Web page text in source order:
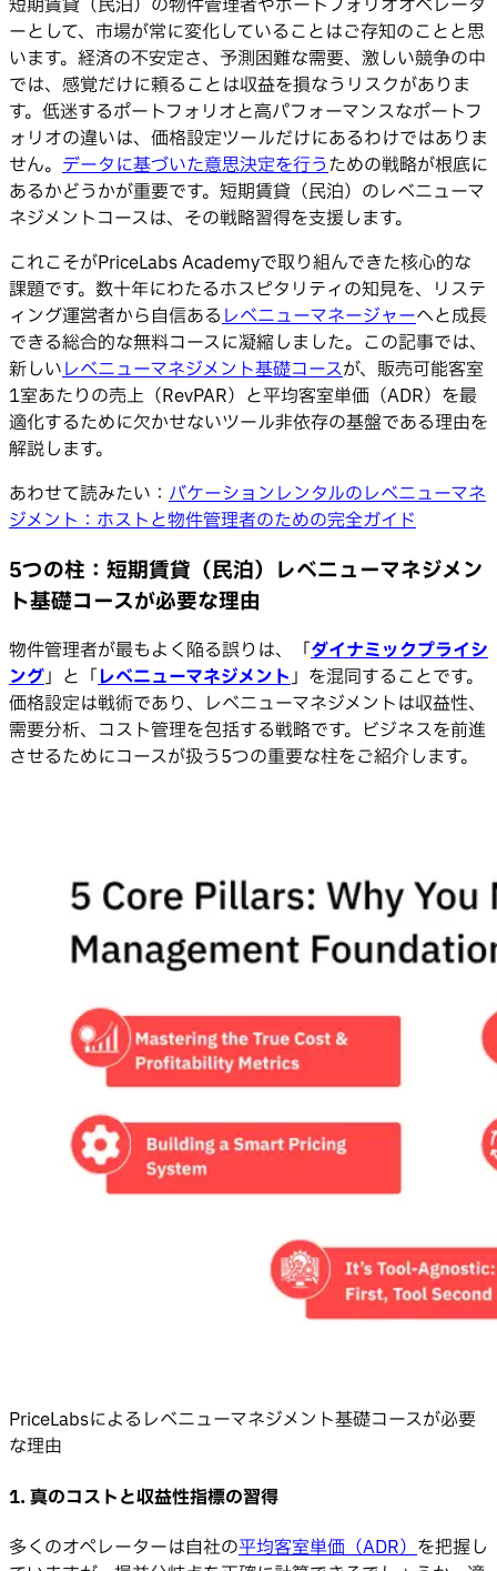
短期賃貸（民泊）の物件管理者やポートフォリオオペレータ
ーとして、市場が常に変化していることはご存知のことと思
います。経済の不安定さ、予測困難な需要、激しい競争の中
では、感覚だけに頼ることは収益を損なうリスクがありま
す。低迷するポートフォリオと高パフォーマンスなポートフ
ォリオの違いは、価格設定ツールだけにあるわけではありま
せん。 データに基づいた意思決定を行うための戦略が根底に
あるかどうかが重要です。短期賃貸（民泊）のレベニューマ
ネジメントコースは、その戦略習得を支援します。
これこそがPriceLabs Academyで取り組んできた核心的な
課題です。数十年にわたるホスピタリティの知見を、リステ
ィング運営者から自信あるレベニューマネージャーへと成長
できる総合的な無料コースに凝縮しました。この記事では、
新しいレベニューマネジメント基礎コースが、販売可能客室
1室あたりの売上（RevPAR）と平均客室単価（ADR）を最
適化するために欠かせないツール非依存の基盤である理由を
解説します。
あわせて読みたい： バケーションレンタルのレベニューマネ
ジメント：ホストと物件管理者のための完全ガイド
5つの柱：短期賃貸（民泊）レベニューマネジメン
ト基礎コースが必要な理由
物件管理者が最もよく陥る誤りは、「ダイナミックプライシ
ング」と「レベニューマネジメント」を混同することです。
価格設定は戦術であり、レベニューマネジメントは収益性、
需要分析、コスト管理を包括する戦略です。ビジネスを前進
させるためにコースが扱う5つの重要な柱をご紹介します。
PriceLabsによるレベニューマネジメント基礎コースが必要
な理由
1. 真のコストと収益性指標の習得
多くのオペレーターは自社の平均客室単価（ADR） を把握し